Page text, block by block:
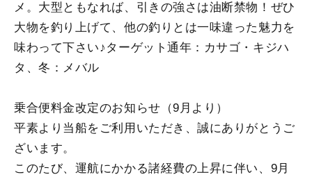
メ。大型ともなれば、引きの強さは油断禁物！ぜひ
大物を釣り上げて、他の釣りとは一味違った魅力を
味わって下さい♪ターゲット通年：カサゴ・キジハ
タ、冬：メバル
乗合便料金改定のお知らせ（9月より）
平素より当船をご利用いただき、誠にありがとうご
ざいます。
このたび、運航にかかる諸経費の上昇に伴い、9月